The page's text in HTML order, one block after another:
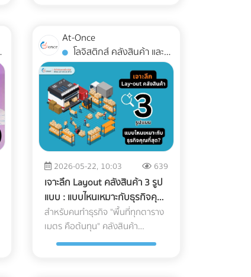
กัน เม็ดสีในน้ำมันถั่วเหลืองยังช่วย
ให้งานพิมพ์มีความสดใสและคมชัด
มากกว่าหมึกปิโตรเลียมในบางเฉดสี
อีกด้วย ข้อแตกต่างระหว่าง หมึก
ดั้งเดิม Vs. Soy Ink ยกระดับบรรจุ
ภัณฑ์ของคุณ เพื่อพิชิตใจลูกค้าราย
ใหญ่ อย่าปล่อยให้บรรจุภัณฑ์แบบ
เดิมๆ กลายเป็นต้นทุนภาษีคาร์บอน
ที่บานปลาย หากคุณกำลังมองหา
โรงพิมพ์ที่ได้มาตรฐาน FSC และ
เชี่ยวชาญการใช้หมึก Soy Ink ระดับ
อุตสาหกรรม เข้ามาค้นหาและเปรียบ
เทียบพาร์ทเนอร์โรงพิมพ์คุณภาพได้
ฟรีที่ At-once แพลตฟอร์มรวม
บริษัท B2B ชั้นนำของไทย!
เป็นปริมาณฝุ่นละอองในอากาศ,
อุณหภูมิ, ความชื้น, และความดัน
อากาศ โดยใช้ระบบแผ่นกรองอากาศ
ประสิทธิภาพสูง (HEPA หรือ ULPA
Filters) เพื่อดักจับอนุภาคขนาดเล็ก
ที่มองไม่เห็นด้วยตาเปล่า สำหรับ
การผลิตพลาสติก Medical Grade
(เช่น กระบอกฉีดยา, สายน้ำเกลือ,
หรือชิ้นส่วนรากฟันเทียม) มาตรฐาน
ห้องปลอดเชื้อที่นิยมใช้มักจะอ้างอิง
ตามมาตรฐาน ISO 14644-1 โดย
ระดับที่พบได้บ่อยในโรงงานผลิต
เครื่องมือแพทย์คือ ISO Class 7 และ
ISO Class 8 ซึ่งมีการจำกัดจำนวน
อนุภาคในอากาศอย่างรัดกุม เพื่อให้
มั่นใจว่าชิ้นงานจะสะอาดที่สุด 3
เตรียมพื้นที่สำหรับ AGV อย่างไร
เพื่อให้ ความปลอดภัยในโรงงาน อยู่
ในระดับสูงสุด และมนุษย์สามารถ
ทำงานร่วมกันได้อย่างไร้กังวล? 4
สิ่งที่โรงงานต้องเตรียม เมื่อเปลี่ยน
มาใช้ระบบรถลำเลียงอัตโนมัติ
(AGV) การนำรถลำเลียงสินค้า
อัตโนมัติ (AGV) เข้ามาใช้วิ่งส่งของ
ในคลังสินค้าช่วยลดแรงงานได้
มหาศาล แต่เนื่องจากหุ่นยนต์
ประเภทนี้มีการเคลื่อนที่ตลอดเวลา
การเตรียมพื้นที่จึงต้องรัดกุมเป็น
พิเศษ: เคลียร์สิ่งกีดขวางและทำพื้น
ผิวให้เรียบ: ระบบนำทาง AGV ไม่ว่า
จะเป็นแบบแถบแม่เหล็กหรือระบบ
At-Once
การจัดส่ง
2026-05-22, 10:03 639
เจาะลึก Layout คลังสินค้า 3 รูป
แบบ : แบบไหนเหมาะกับธุรกิจคุณ
ที่สุด?
สำหรับคนทำธุรกิจ "พื้นที่ทุกตาราง
เมตร คือต้นทุน" คลังสินค้า
(Warehouse) จึงไม่ใช่แค่ห้องกว้างๆ